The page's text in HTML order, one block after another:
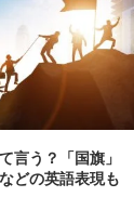
言う？「国旗」
どの英語表現も